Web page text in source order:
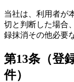
当社は、利用者が
切と判断した場合
録抹消その他必要
第13条（登
件）